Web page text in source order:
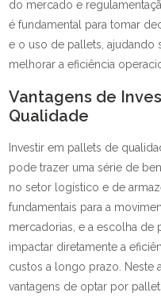
do mercado e
é fundamental para tomar
e o uso de pallets, ajudando
melhorar a eficiência
Vantagens de
Qualidade
Investir em pallets de
pode trazer uma série de
no setor logístico e de
fundamentais para a
mercadorias, e a escolha de
impactar diretamente a
custos a longo prazo. Neste
vantagens de optar por